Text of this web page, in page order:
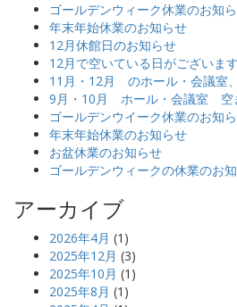
ゴールデンウィーク休業のお知
年末年始休業のお知らせ
12月休館日のお知らせ
12月で空いている日がございます
11月・12月 のホール・会議室
9月・10月 ホール・会議室 空
ゴールデンウイーク休業のお知
年末年始休業のお知らせ
お盆休業のお知らせ
ゴールデンウィークの休業のお
アーカイブ
2026年4月 (1)
2025年12月 (3)
2025年10月 (1)
2025年8月 (1)